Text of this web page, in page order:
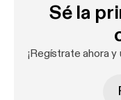
Sé la
¡Regístrate ahora